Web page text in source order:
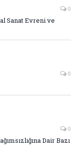
0
Sanat Evreni ve
0
0
Dair Bazı